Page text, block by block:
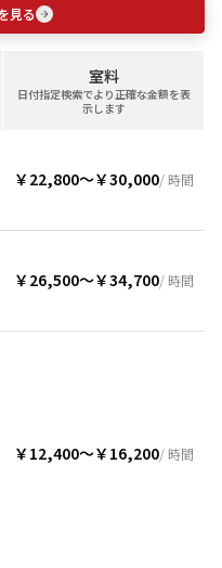
見る
室料
日付指定検索でより正確な金額を表
示します
￥22,800〜￥30,000/ 時間
￥26,500〜￥34,700/ 時間
￥12,400〜￥16,200/ 時間